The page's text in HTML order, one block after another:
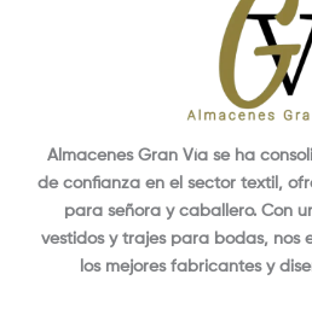
Almacenes Gran Vía se ha
de confianza en el sector textil,
para señora y caballero. Con
vestidos y trajes para bodas, nos
los mejores fabricantes y